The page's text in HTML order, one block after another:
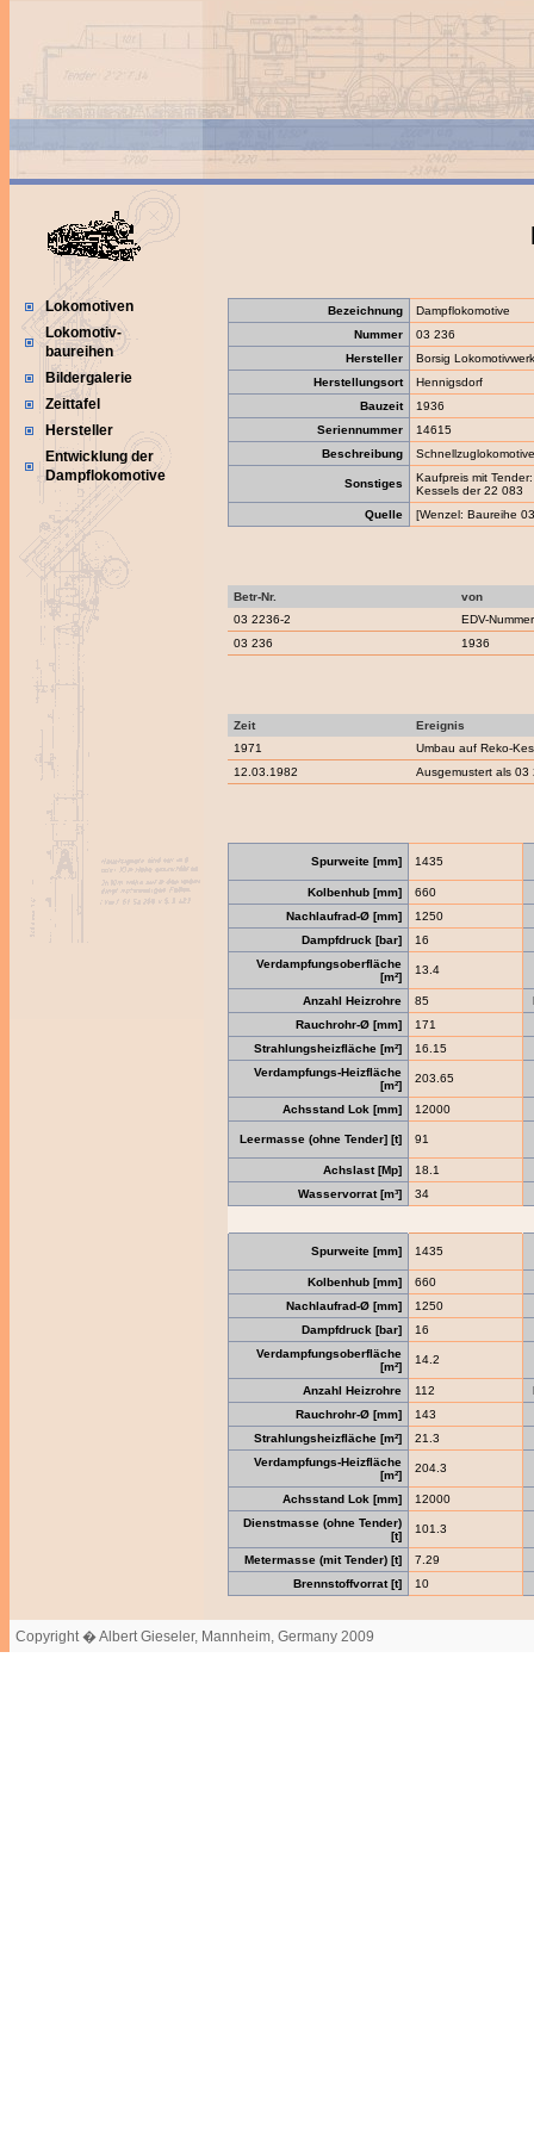
Lokomotiven
Lokomotiv-
baureihen
Bildergalerie
Zeittafel
Hersteller
Entwicklung der
Dampflokomotive
Bezeichnung
Dampflokomotive
Nummer
03 236
Hersteller
Borsig
Herstellungsort
Hennigsdorf
Bauzeit
1936
Seriennummer
14615
Beschreibung
Schnellzuglokomotive
Sonstiges
Kaufpreis mit
Kessels der 22 083
Quelle
[Wenzel: Baureihe
Betr-Nr.
von
03 2236-2
EDV-
03 236
1936
Zeit
Ereignis
1971
Umbau auf Reko-
12.03.1982
Ausgemustert als 03
Spurweite [mm] 1435
Kolbenhub [mm]
660
Nachlaufrad-Ø [mm]
1250
Dampfdruck [bar]
16
Verdampfungsoberfläche
[m²]
13.4
Anzahl Heizrohre 85
Rauchrohr-Ø [mm]
171
Strahlungsheizfläche [m²]
16.15
Verdampfungs-Heizfläche
[m²]
203.65
Achsstand Lok [mm] 12000
Leermasse (ohne Tender] [t] 91
Achslast [Mp]
18.1
Wasservorrat [m³]
34
Spurweite [mm] 1435
Kolbenhub [mm]
660
Nachlaufrad-Ø [mm]
1250
Dampfdruck [bar]
16
Verdampfungsoberfläche
[m²]
14.2
Anzahl Heizrohre 112
Rauchrohr-Ø [mm]
143
Strahlungsheizfläche [m²]
21.3
Verdampfungs-Heizfläche
[m²]
204.3
Achsstand Lok [mm]
12000
Dienstmasse (ohne Tender)
[t]
101.3
Metermasse (mit Tender) [t]
7.29
Brennstoffvorrat [t]
10
Copyright � Albert Gieseler, Mannheim, Germany 2009